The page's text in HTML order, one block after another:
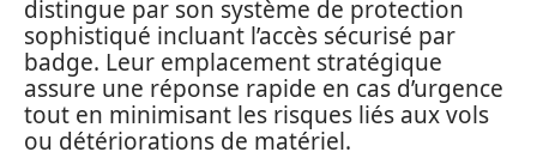
distingue par son système de protection
sophistiqué incluant l’accès sécurisé par
badge. Leur emplacement stratégique
assure une réponse rapide en cas d’urgence
tout en minimisant les risques liés aux vols
ou détériorations de matériel.